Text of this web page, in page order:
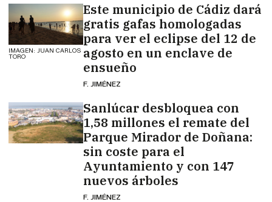
IMAGEN: JUAN CARLOS
TORO
Este municipio de Cádiz dará
gratis gafas homologadas
para ver el eclipse del 12 de
agosto en un enclave de
ensueño
F. JIMÉNEZ
Sanlúcar desbloquea con
1,58 millones el remate del
Parque Mirador de Doñana:
sin coste para el
Ayuntamiento y con 147
nuevos árboles
F. JIMÉNEZ